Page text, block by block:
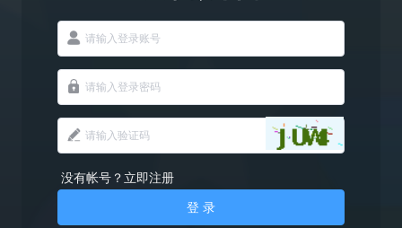
没有帐号？立即注册
登 录